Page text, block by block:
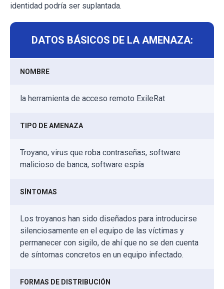
identidad podría ser suplantada.
DATOS BÁSICOS DE LA AMENAZA:
NOMBRE
la herramienta de acceso remoto ExileRat
TIPO DE AMENAZA
Troyano, virus que roba contraseñas, software
malicioso de banca, software espía
SÍNTOMAS
Los troyanos han sido diseñados para introducirse
silenciosamente en el equipo de las víctimas y
permanecer con sigilo, de ahí que no se den cuenta
de síntomas concretos en un equipo infectado.
FORMAS DE DISTRIBUCIÓN